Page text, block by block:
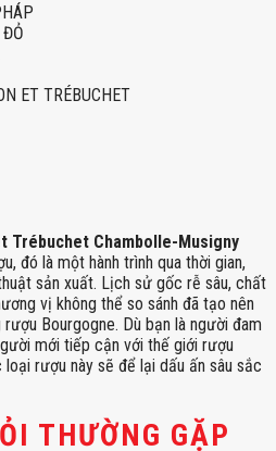
ĐỎ
ET TRÉBUCHET
Trébuchet Chambolle-Musigny
đó là một hành trình qua thời gian,
sản xuất. Lịch sử gốc rễ sâu, chất
vị không thể so sánh đã tạo nên
Bourgogne. Dù bạn là người đam
mới tiếp cận với thế giới rượu
rượu này sẽ để lại dấu ấn sâu sắc
THƯỜNG GẶP